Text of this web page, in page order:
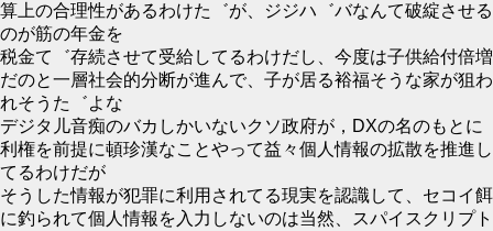
算上の合理性があるわけた゛が、ジジハ゛バなんて破綻させる
のが筋の年金を
税金て゛存続させて受給してるわけだし、今度は子供給付倍増
だのと一層社会的分断が進んで、子が居る裕福そうな家が狙わ
れそうた゛よな
デジタ儿音痴のバカしかいないクソ政府が，DXの名のもとに
利権を前提に頓珍漢なことやって益々個人情報の拡散を推進し
てるわけだが
そうした情報が犯罪に利用されてる現実を認識して、セコイ餌
に釣られて個人情報を入力しないのは当然、スパイスクリプト